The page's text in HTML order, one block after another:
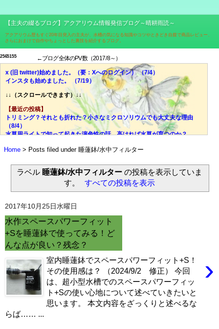
【主夫の綴るブログ】アクアリウム情報発信ブログ～晴耕雨読～
アクアリウム歴もすぐ20年目突入の主夫が、水槽の気になる知識やコツやときどき自腹で商品レビュー、
さらにおまけで自作やちょっとした裏技を紹介するブログ。
25651 55 ←ブログ全体のPV数（2017/8～）
x (旧 twitter)始めました。（要：Xへのログイン） （7/4）
インスタも始めました。 （7/19）
↓↓（スクロールできます）↓↓
【最近の投稿】
トリミング？それとも折れた？小さなミクロソリウムでも大丈夫な理由
（8/4）
水草用ライトで知って起きた演色性の話。高ければ水草が育つのか？
価格、光量、スペクトル、ブランド……それでも迷ったら色温度！
光量？スペクトル？迷宮入りしがちな水草用ライトの選び、脱出の糸口
（7/14）
失敗談：安価な室内用LED電球で水草は育ちにくい。その理由とは？
（7/7）
やった水槽立ち上がった！でもすぐにウールマットの掃除はしないで！
（6/23）
電磁弁が先か？スピードコントローラーが先か？CO2漏れ意外な原因
（6/16）
マツモが育てるには？ライト、CO2、肥料、トリミングどうする？
（6/9）
マツモをシェルターにする理由。仕方なくホームセンターまで行った訳
（6/2）
どうしてアカヒレは、安価で地味なのに人を魅了してやまないのか？
（5/26）
水槽立ち上げ！悩むパイロットフィッシュ選びはコイ科のアカヒレで
復帰・復活→放置した水槽・外部フィルターは水が漏れないか確認を！
（5/12）
Home Posts filed under 睡蓮鉢/水中フィルター
ラベル 睡蓮鉢/水中フィルター の投稿を表示していま
す。
すべての投稿を表示
2017年10月25日水曜日
水作スペースパワーフィット
+Sを睡蓮鉢で使ってみる！ど
んな点が良い？残念？
›
室内睡蓮鉢でスペースパワーフィット+S！
その使用感は？ （2024/9/2 修正） 今回
は、超小型水槽でのスペースパワーフィッ
ト+Sの使い心地について述べていきたいと
思います。 本文内容をざっくりと述べるな
らば…… ...